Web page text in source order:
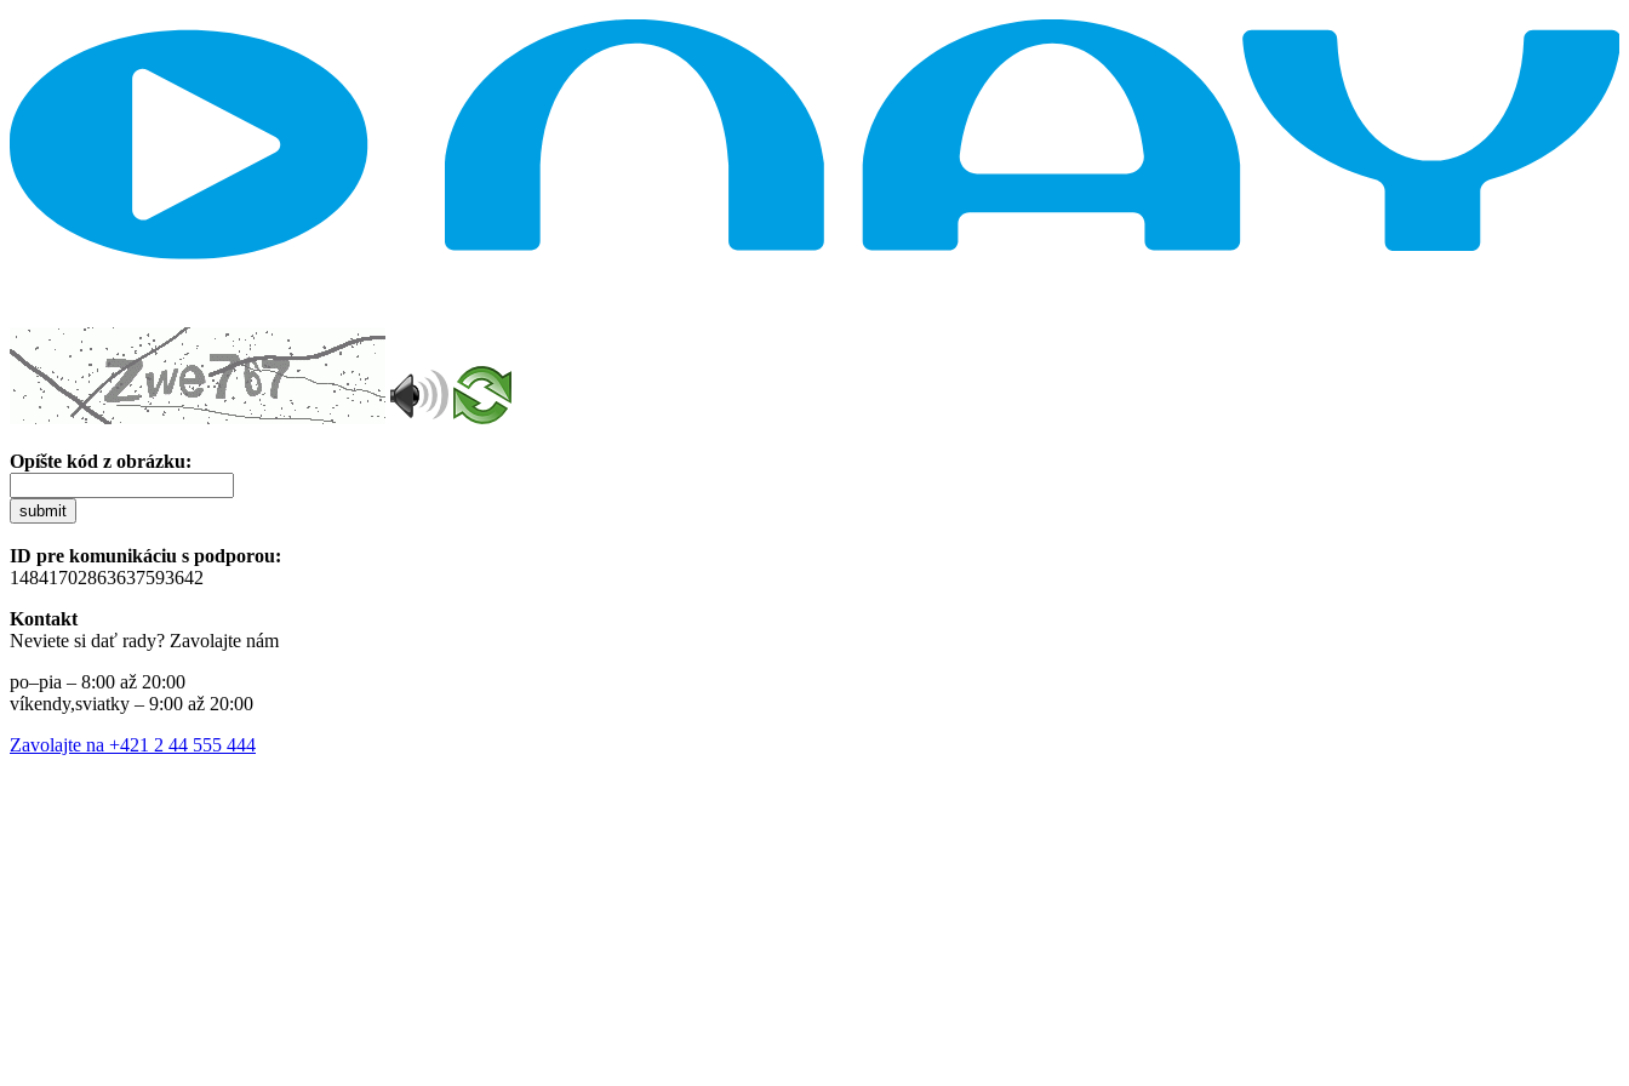
Opíšte kód z obrázku:
submit
ID pre komunikáciu s podporou:
14841702863637593642
Kontakt
Neviete si dať rady? Zavolajte nám
po–pia – 8:00 až 20:00
víkendy,sviatky – 9:00 až 20:00
Zavolajte na +421 2 44 555 444